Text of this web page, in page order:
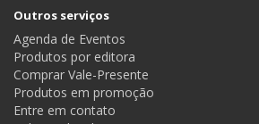
Outros serviços
Agenda de Eventos
Produtos por editora
Comprar Vale-Presente
Produtos em promoção
Entre em contato